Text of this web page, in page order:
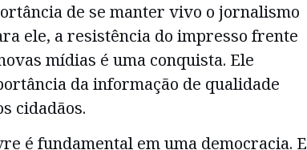
de se manter vivo o jornalismo
ele, a resistência do impresso frente
mídias é uma conquista. Ele
da informação de qualidade
cidadãos.
é fundamental em uma democracia. E